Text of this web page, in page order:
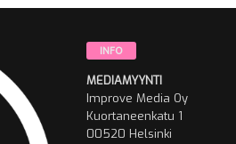
INFO
MEDIAMYYNTI
Improve Media Oy
Kuortaneenkatu 1
00520 Helsinki